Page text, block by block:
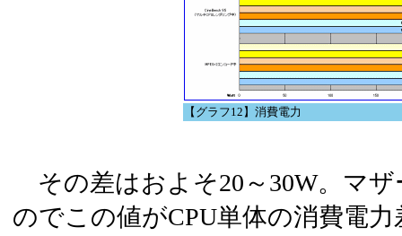
【グラフ12】消費電力
その差はおよそ20～30W。マ
のでこの値がCPU単体の消費電